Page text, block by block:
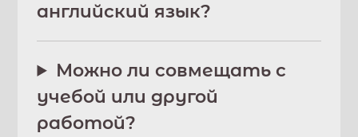
английский язык?
Можно ли совмещать с
учебой или другой
работой?